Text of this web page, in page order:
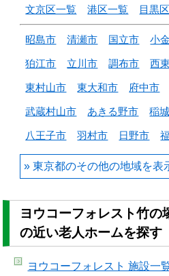
文京区一覧 港区一覧 目黒
昭島市 清瀬市 国立市 小
狛江市 立川市 調布市 西
東村山市 東大和市 府中市
武蔵村山市 あきる野市 稲
八王子市 羽村市 日野市
東京都のその他の地域を
ヨウコーフォレスト竹の
の近い老人ホームを探す
ヨウコーフォレスト 施設一